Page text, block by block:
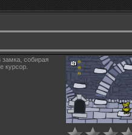
собирая
курсор.